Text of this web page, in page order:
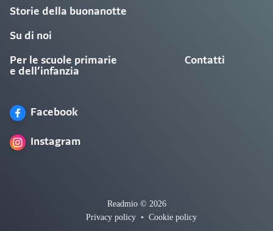
Storie della buonanotte
Su di noi
Per le scuole primarie
e dell’infanzia
Contatti
Facebook
Instagram
Readmio © 2026
Privacy policy • Cookie policy